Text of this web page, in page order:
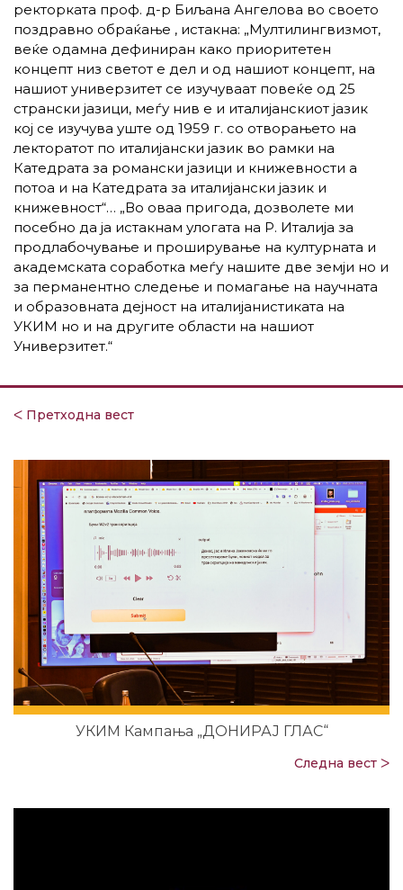
ректорката проф. д-р Биљана Ангелова во своето
поздравно обраќање , истакна: „Мултилингвизмот,
веќе одамна дефиниран како приоритетен
концепт низ светот е дел и од нашиот концепт, на
нашиот универзитет се изучуваат повеќе од 25
странски јазици, меѓу нив е и италијанскиот јазик
кој се изучува уште од 1959 г. со отворањето на
лекторатот по италијански јазик во рамки на
Катедрата за романски јазици и книжевности а
потоа и на Катедрата за италијански јазик и
книжевност“… „Во оваа пригода, дозволете ми
посебно да ја истакнам улогата на Р. Италија за
продлабочување и проширување на културната и
академската соработка меѓу нашите две земји но и
за перманентно следење и помагање на научната
и образовната дејност на италијанистиката на
УКИМ но и на другите области на нашиот
Универзитет.“
ᐸ Претходна вест
УКИМ Кампања „ДОНИРАЈ ГЛАС“
Следна вест ᐳ